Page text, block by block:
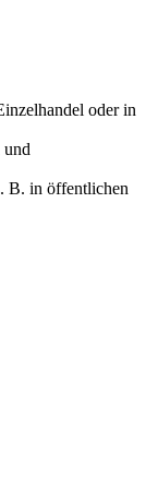
oder in
B. in öffentlichen